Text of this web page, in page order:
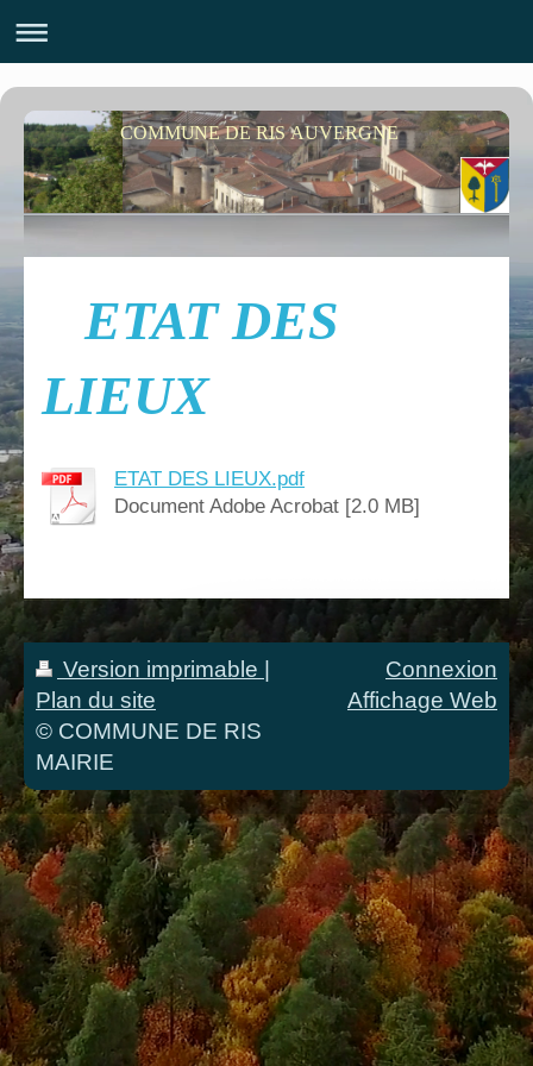
COMMUNE DE RIS AUVERGNE
ETAT DES
LIEUX
ETAT DES LIEUX.pdf
Document Adobe Acrobat [2.0 MB]
Version imprimable
Plan du site
© COMMUNE DE RIS
MAIRIE
Connexion
Affichage Web